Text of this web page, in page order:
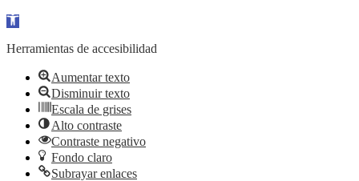
Abrir barra de herramientas
Herramientas de accesibilidad
Aumentar texto
Disminuir texto
Escala de grises
Alto contraste
Contraste negativo
Fondo claro
Subrayar enlaces